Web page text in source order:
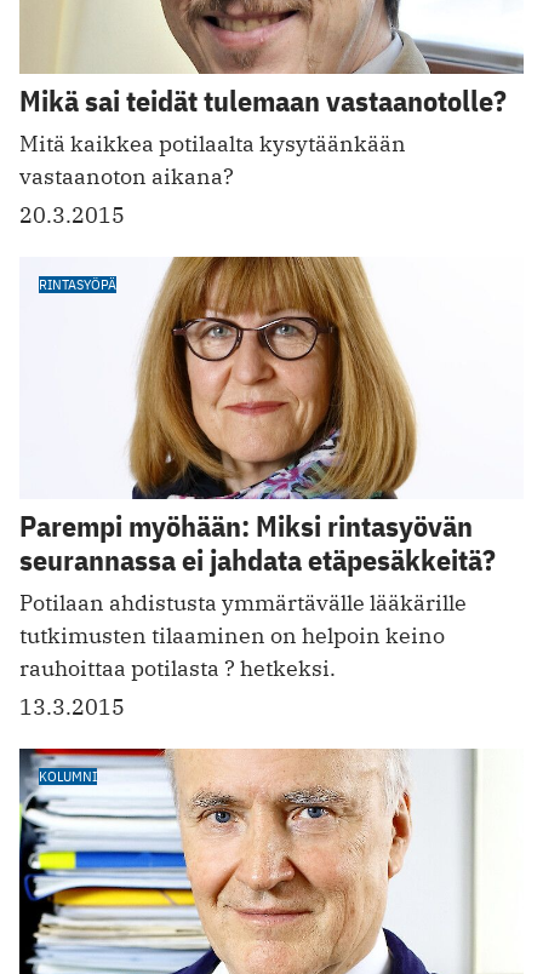
Mikä sai teidät tulemaan vastaanotolle?
Mitä kaikkea potilaalta kysytäänkään
vastaanoton aikana?
20.3.2015
RINTASYÖPÄ
Parempi myöhään: Miksi rintasyövän
seurannassa ei jahdata etäpesäkkeitä?
Potilaan ahdistusta ymmärtävälle lääkärille
tutkimusten tilaaminen on helpoin keino
rauhoittaa potilasta ? hetkeksi.
13.3.2015
KOLUMNI